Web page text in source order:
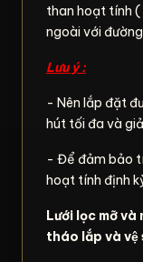
than hoạt tính
ngoài với
Lưu ý :
- Nên lắp đặt
hút tối đa và
- Để đảm bảo
hoạt tính định
Lưới lọc mỡ
tháo lắp và vệ